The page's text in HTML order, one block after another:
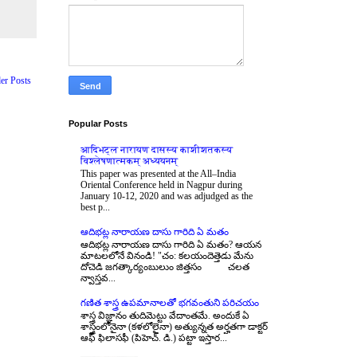
Posts
Popular Posts
आदिभट्ल नारायण दासस्य काशीशतकस्य
विश्लेषणात्मकम् अध्ययनम्
This paper was presented at the All–India
Oriental Conference held in Nagpur during
January 10-12, 2020 and was adjudged as the
best p...
ఆదిభట్ల నారాయణ దాసు గారిది ఏ మతం
ఆదిభట్ల నారాయణ దాసు గారిది ఏ మతం? ఆయన
మాటలలోనే వినండి! "చం: కలయందెత్తెడు మేను
దోచెడి జగత్కార్యంబులుం జిత్తసం చలత
న్వాస్తవ...
గణిత శాస్త్ర ఉపమానాలతో భగవంతుని పరిచయం
శాస్త్ర విజ్ఞానం తుదిమెట్టు వేదాంతమే. అందుకే ఏ
శాస్త్రంలోనైనా (కళలోలైనా) అత్యున్నత అర్హతగా డాక్టర్
ఆఫ్ ఫిలాసఫీ (పిహెచ్. డి.) పట్టా ఇస్తార...